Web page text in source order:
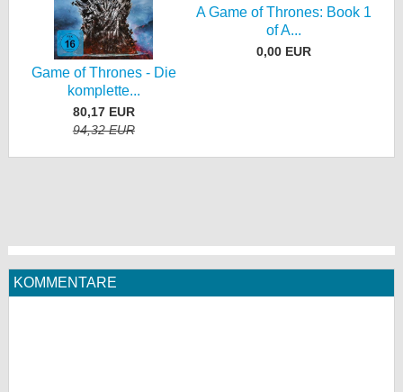
Game of Thrones - Die
komplette...
80,17 EUR
94,32 EUR
A Game of Thrones: Book 1
of A...
0,00 EUR
KOMMENTARE